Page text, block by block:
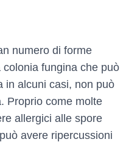
numero di forme
fungina che può
in alcuni casi, non può
Proprio come molte
allergici alle spore
avere ripercussioni